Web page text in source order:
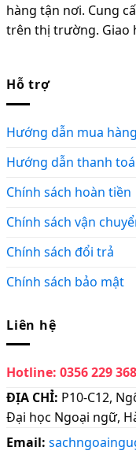
hàng tận nơi. Cung
trên thị trường. Giao
Hỗ trợ
Hướng dẫn mua hàng
Hướng dẫn thanh
Chính sách hoàn tiền
Chính sách vận
Chính sách đổi trả
Chính sách bảo mật
Liên hệ
Hotline: 0356 229 368
ĐỊA CHỈ: P10-C12,
Đại học Ngoại ngữ,
Email: